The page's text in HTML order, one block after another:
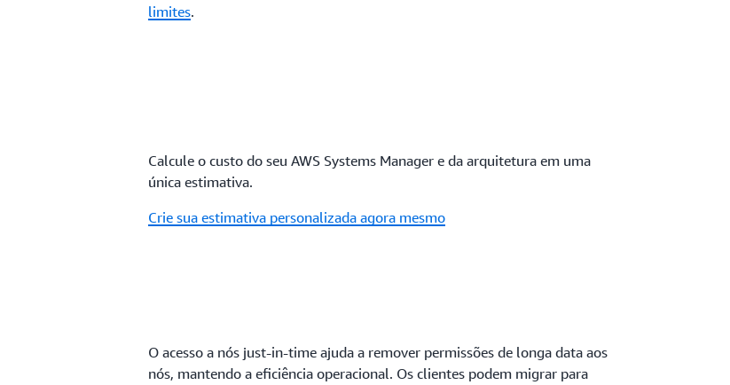
limites.
Calcule o custo do seu AWS Systems Manager e da arquitetura em uma
única estimativa.
Crie sua estimativa personalizada agora mesmo
O acesso a nós just-in-time ajuda a remover permissões de longa data aos
nós, mantendo a eficiência operacional. Os clientes podem migrar para